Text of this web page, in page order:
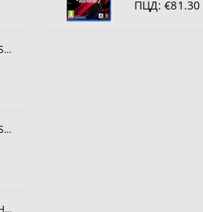
HOLLOW KNIGHT: SILKSONG [NINTENDO SWITCH 2]
HOLLOW KNIGHT: SILKSONG [PS5]
ПЦД: €81.30